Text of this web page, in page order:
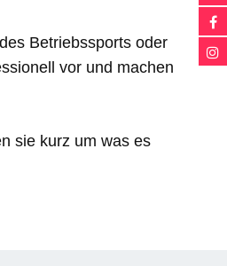
Betriebssports oder
vor und machen
sie kurz um was es